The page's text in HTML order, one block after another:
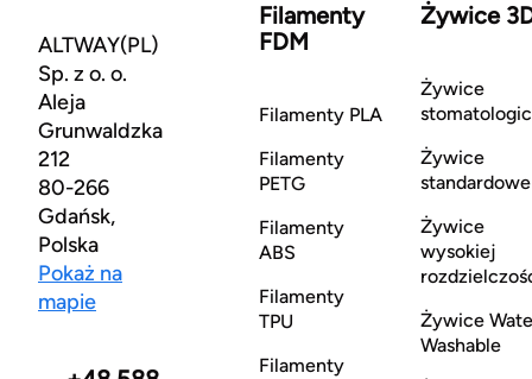
ALTWAY(PL)
Sp. z o. o.
Aleja
Grunwaldzka
212
80-266
Gdańsk,
Polska
Pokaż na
mapie
Filamenty
FDM
Filamenty PLA
Filamenty
PETG
Filamenty
ABS
Filamenty
TPU
Filamenty
Żywice
Żywice
Żywice
standardowe
Żywice
wysokiej
Żywice
Washable